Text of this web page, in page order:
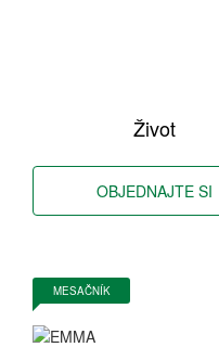
Život
OBJEDNAJTE SI
MESAČNÍK